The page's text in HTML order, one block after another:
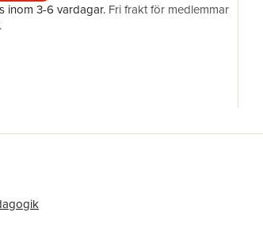
inom 3-6 vardagar. Fri frakt för medlemmar